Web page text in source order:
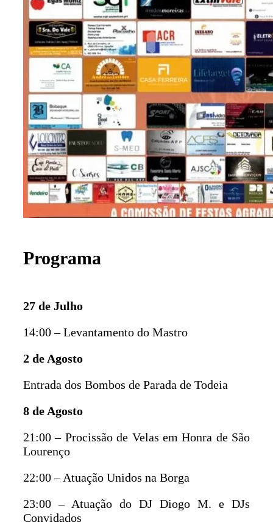
Programa
27 de Julho
14:00 – Levantamento do Mastro
2 de Agosto
Entrada dos Bombos de Parada de Todeia
8 de Agosto
21:00 – Procissão de Velas em Honra de São
Lourenço
22:00 – Atuação Unidos na Borga
23:00 – Atuação do DJ Diogo M. e DJs
Convidados